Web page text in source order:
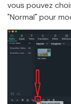
vous pouvez
"Normal" pour